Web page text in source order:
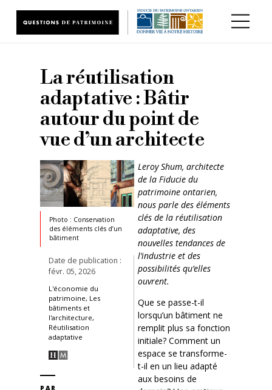
La réutilisation
adaptative : Bâtir
autour du point de
vue d’un architecte
Photo : Conservation
des éléments clés d’un
bâtiment
Date de publication :
févr. 05, 2026
L'économie du
patrimoine, Les
bâtiments et
l'architecture,
Réutilisation
adaptative
Leroy Shum, architecte
de la Fiducie du
patrimoine ontarien,
nous parle des éléments
clés de la réutilisation
adaptative, des
nouvelles tendances de
l’industrie et des
possibilités qu’elles
ouvrent.
Que se passe-t-il
lorsqu’un bâtiment ne
remplit plus sa fonction
initiale? Comment un
espace se transforme-
t-il en un lieu adapté
aux besoins de